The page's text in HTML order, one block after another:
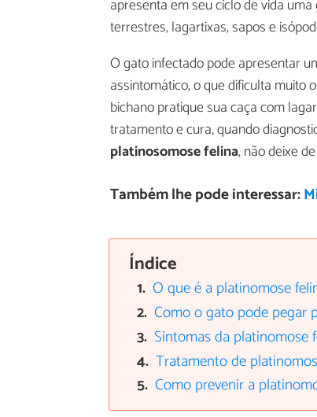
apresenta em seu ciclo de vida
terrestres, lagartixas, sapos e
O gato infectado pode apresentar
assintomático, o que dificulta muito
bichano pratique sua caça com
tratamento e cura, quando
platinosomose felina, não deixe
Também lhe pode interessar:
Índice
O que é a platinomose
Como o gato pode pegar
Sintomas da platinomose
Tratamento de
Como prevenir a